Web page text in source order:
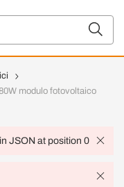
modulo fotovoltaico
JSON at position 0